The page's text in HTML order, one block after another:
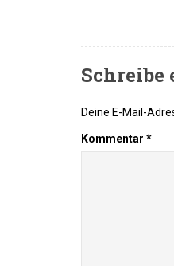
Schreibe
Deine E-Mail-
Kommentar *